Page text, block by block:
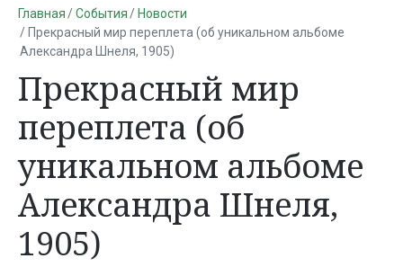
Главная События
Новости
Прекрасный мир переплета (об уникальном альбоме
Александра Шнеля, 1905)
Прекрасный мир
переплета (об
уникальном альбоме
Александра Шнеля,
1905)